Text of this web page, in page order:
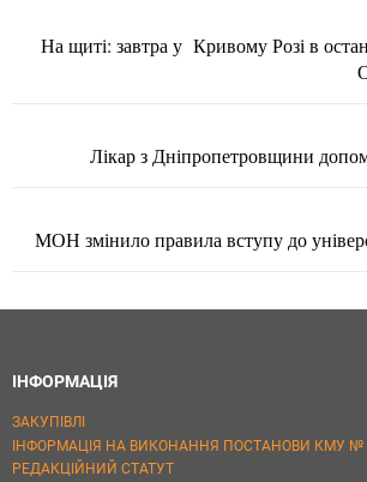
На щиті: завтра у Кривому Розі в
Лікар з Дніпропетровщини
МОН змінило правила вступу до
ІНФОРМАЦІЯ
ЗАКУПІВЛІ
ІНФОРМАЦІЯ НА ВИКОНАННЯ ПОСТАНОВИ КМУ №
РЕДАКЦІЙНИЙ СТАТУТ